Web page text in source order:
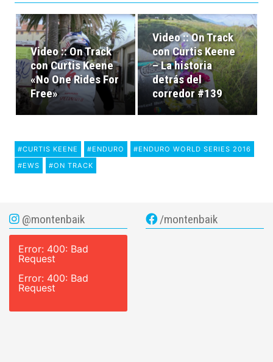
Video :: On Track
con Curtis Keene
«No One Rides For
Free»
Video :: On Track
con Curtis Keene
– La historia
detrás del
corredor #139
#CURTIS KEENE #ENDURO
#ENDURO WORLD SERIES 2016
#EWS
#ON TRACK
@montenbaik
Error: 400: Bad
Request
Error: 400: Bad
Request
/montenbaik